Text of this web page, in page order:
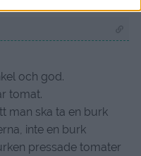
och god.
tomat.
man ska ta en burk
inte en burk
pressade tomater